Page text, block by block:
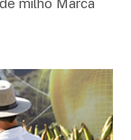
milho Marca